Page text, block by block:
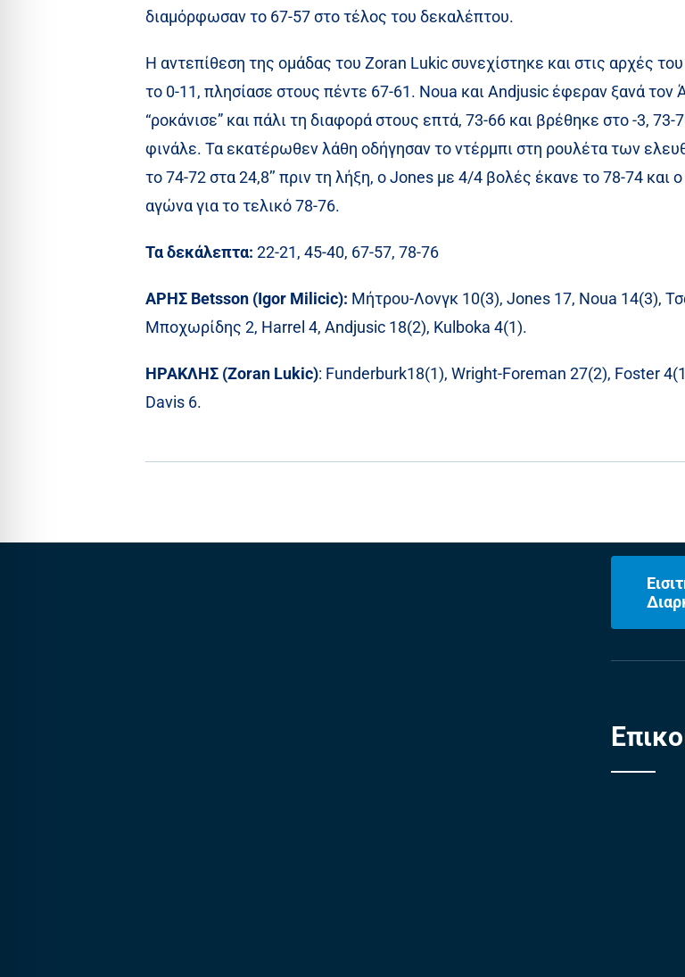
διαμόρφωσαν το 67-57 στο τέλος του δεκαλέπτου.
Η αντεπίθεση της ομάδας του Zoran Lukic συνεχίστηκε και στις αρχές
το 0-11, πλησίασε στους πέντε 67-61. Noua και Andjusic έφεραν ξανά
“ροκάνισε” και πάλι τη διαφορά στους επτά, 73-66 και βρέθηκε στο -3, 73-
φινάλε. Τα εκατέρωθεν λάθη οδήγησαν το ντέρμπι στη ρουλέτα των
το 74-72 στα 24,8’’ πριν τη λήξη, ο Jones με 4/4 βολές έκανε το 78-74
αγώνα για το τελικό 78-76.
Τα δεκάλεπτα: 22-21, 45-40, 67-57, 78-76
ΑΡΗΣ Betsson (Igor Milicic): Μήτρου-Λονγκ 10(3), Jones 17, Noua 14(3),
Μποχωρίδης 2, Harrel 4, Andjusic 18(2), Kulboka 4(1).
ΗΡΑΚΛΗΣ (Zoran Lukic): Funderburk18(1), Wright-Foreman 27(2), Foster
Davis 6.